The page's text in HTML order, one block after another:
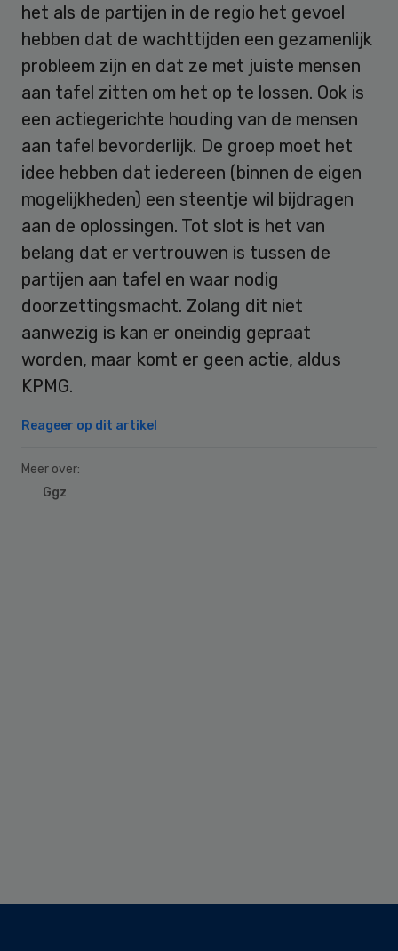
het als de partijen in de regio het gevoel
hebben dat de wachttijden een gezamenlijk
probleem zijn en dat ze met juiste mensen
aan tafel zitten om het op te lossen. Ook is
een actiegerichte houding van de mensen
aan tafel bevorderlijk. De groep moet het
idee hebben dat iedereen (binnen de eigen
mogelijkheden) een steentje wil bijdragen
aan de oplossingen. Tot slot is het van
belang dat er vertrouwen is tussen de
partijen aan tafel en waar nodig
doorzettingsmacht. Zolang dit niet
aanwezig is kan er oneindig gepraat
worden, maar komt er geen actie, aldus
KPMG.
Reageer op dit artikel
Meer over:
Ggz